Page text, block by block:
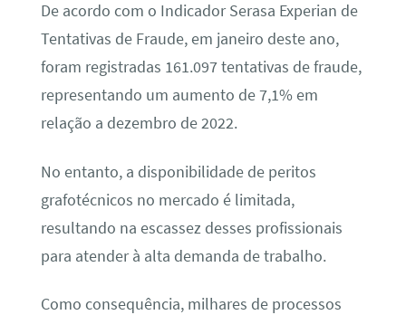
De acordo com o Indicador Serasa Experian de
Tentativas de Fraude, em janeiro deste ano,
foram registradas 161.097 tentativas de fraude,
representando um aumento de 7,1% em
relação a dezembro de 2022.
No entanto, a disponibilidade de peritos
grafotécnicos no mercado é limitada,
resultando na escassez desses profissionais
para atender à alta demanda de trabalho.
Como consequência, milhares de processos